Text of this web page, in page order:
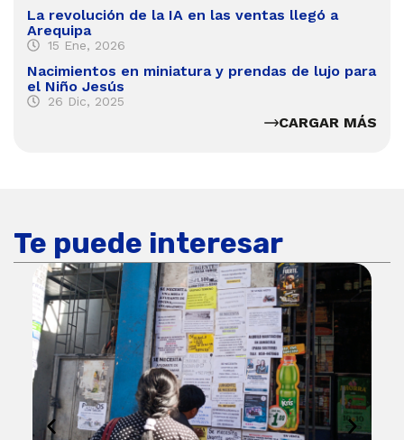
La revolución de la IA en las ventas llegó a
Arequipa
15 Ene, 2026
Nacimientos en miniatura y prendas de lujo para
el Niño Jesús
26 Dic, 2025
CARGAR MÁS
Te puede interesar